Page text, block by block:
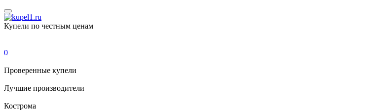
Купели по честным ценам
0
Проверенные купели
Лучшие производители
Кострома